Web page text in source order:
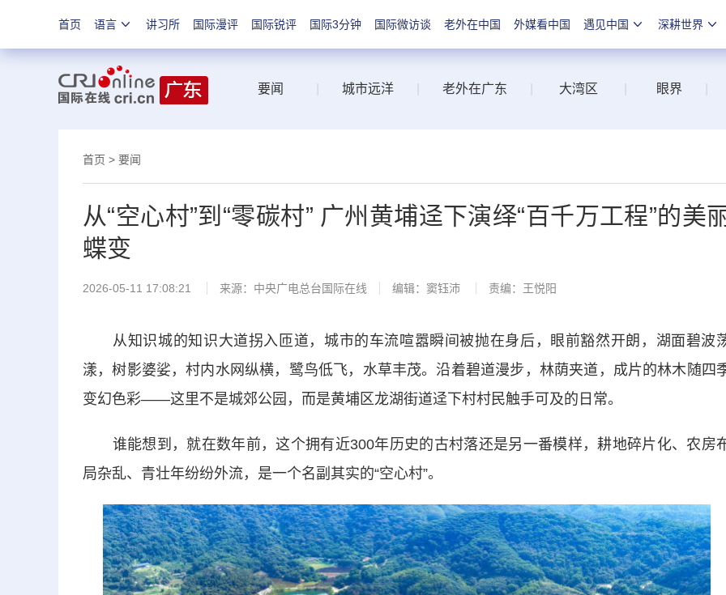
首页 语言 讲习所 国际漫评 国际锐评 国际3分钟 国际微访谈 老外在中国 外媒看中国 遇见中国 深耕世界
要闻 城市远洋 老外在广东 大湾区 眼界
首页 > 要闻
从“空心村”到“零碳村” 广州黄埔迳下演绎“百千万工程”的美
蝶变
2026-05-11 17:08:21 来源：中央广电总台国际在线 编辑：窦钰沛 责编：王悦阳
从知识城的知识大道拐入匝道，城市的车流喧嚣瞬间被抛在身后，眼前豁然开朗，湖面碧波
漾，树影婆娑，村内水网纵横，鹭鸟低飞，水草丰茂。沿着碧道漫步，林荫夹道，成片的林木随四
变幻色彩——这里不是城郊公园，而是黄埔区龙湖街道迳下村村民触手可及的日常。
谁能想到，就在数年前，这个拥有近300年历史的古村落还是另一番模样，耕地碎片化、农房
局杂乱、青壮年纷纷外流，是一个名副其实的“空心村”。